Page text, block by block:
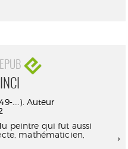
....). Auteur
peintre qui fut aussi
mathématicien,